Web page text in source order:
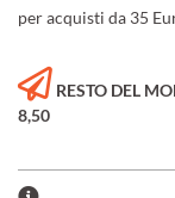
per acquisti da 35
RESTO DEL
8,50